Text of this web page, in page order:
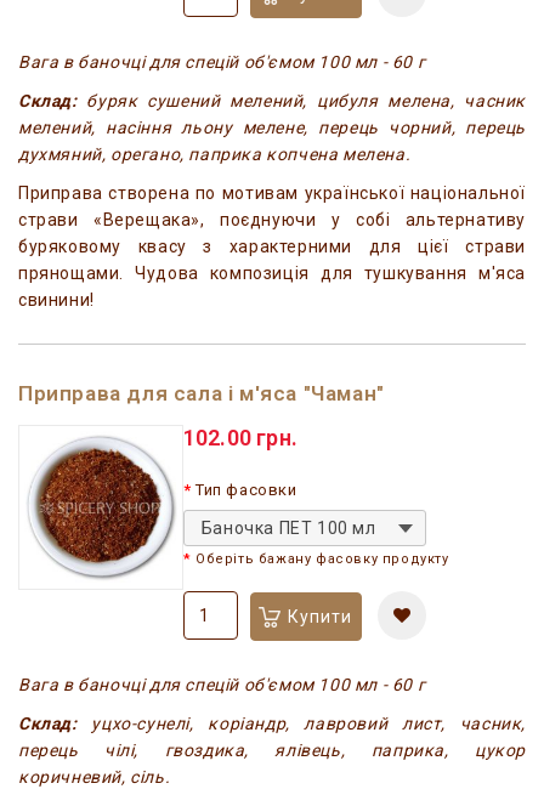
Вага в баночці для спецій об'ємом 100 мл - 60 г
Склад:буряк сушений мелений, цибуля мелена, часник
мелений, насіння льону мелене, перець чорний, перець
духмяний, орегано, паприка копчена мелена.
Приправа створена по мотивам української національної
страви «Верещака», поєднуючи у собі альтернативу
буряковому квасу з характерними для цієї страви
прянощами. Чудова композиція для тушкування м'яса
свинини!
Приправа для сала і м'яса "Чаман"
102.00 грн.
Тип фасовки
Баночка ПЕТ 100 мл
Оберіть бажану фасовку продукту
Купити
Вага в баночці для спецій об'ємом 100 мл - 60 г
Склад:уцхо-сунелі, коріандр, лавровий лист, часник,
перець чілі, гвоздика, ялівець, паприка, цукор
коричневий, сіль.